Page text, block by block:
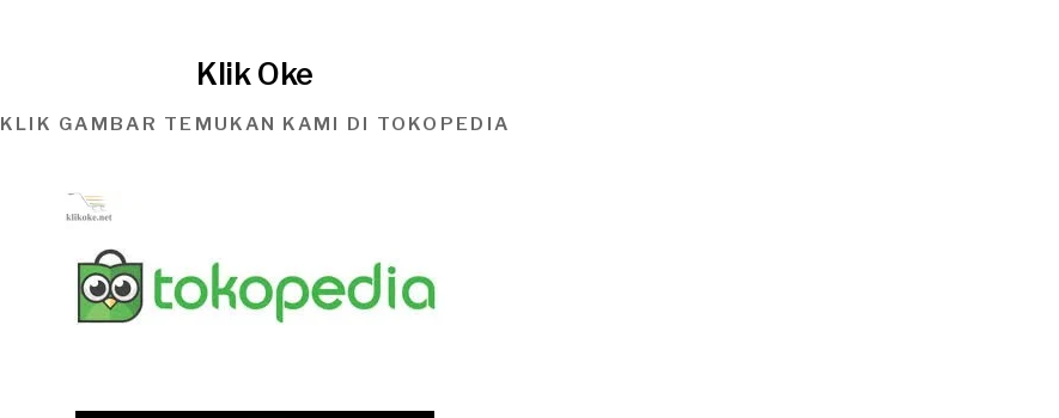
Klik Oke
KLIK GAMBAR TEMUKAN KAMI DI TOKOPEDIA